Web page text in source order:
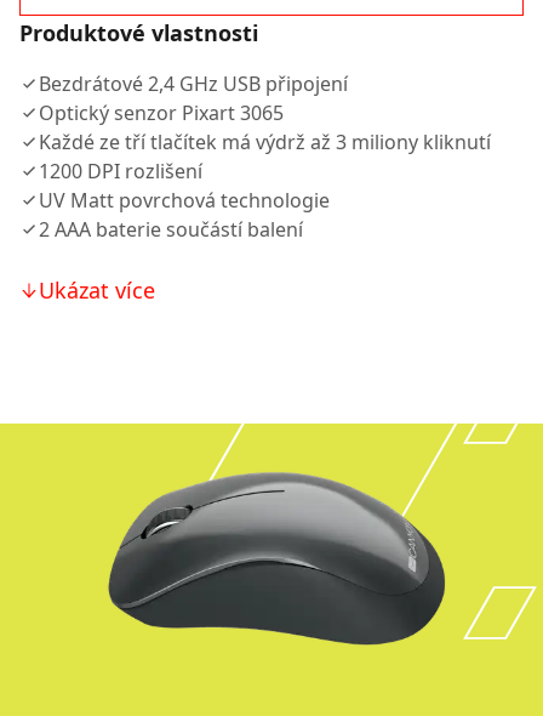
Produktové vlastnosti
Bezdrátové 2,4 GHz USB připojení
Optický senzor Pixart 3065
Každé ze tří tlačítek má výdrž až 3 miliony kliknutí
1200 DPI rozlišení
UV Matt povrchová technologie
2 AAА baterie součástí balení
Ukázat více